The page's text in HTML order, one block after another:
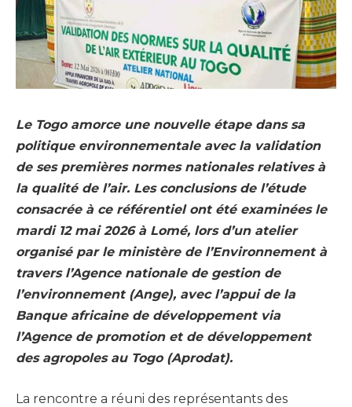
Le Togo amorce une nouvelle étape dans sa
politique environnementale avec la validation
de ses premières normes nationales relatives à
la qualité de l’air. Les conclusions de l’étude
consacrée à ce référentiel ont été examinées le
mardi 12 mai 2026 à Lomé, lors d’un atelier
organisé par le ministère de l’Environnement à
travers l’Agence nationale de gestion de
l’environnement (Ange), avec l’appui de la
Banque africaine de développement via
l’Agence de promotion et de développement
des agropoles au Togo (Aprodat).
La rencontre a réuni des représentants des